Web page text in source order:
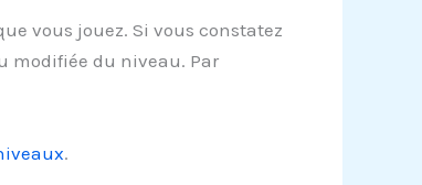
vous jouez. Si vous constatez
modifiée du niveau. Par
.